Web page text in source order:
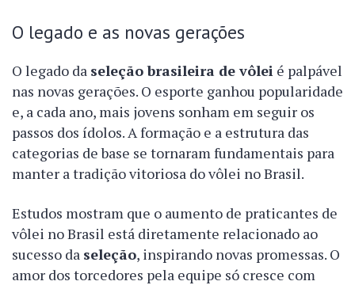
O legado e as novas gerações
O legado da seleção brasileira de vôlei é palpável
nas novas gerações. O esporte ganhou popularidade
e, a cada ano, mais jovens sonham em seguir os
passos dos ídolos. A formação e a estrutura das
categorias de base se tornaram fundamentais para
manter a tradição vitoriosa do vôlei no Brasil.
Estudos mostram que o aumento de praticantes de
vôlei no Brasil está diretamente relacionado ao
sucesso da seleção, inspirando novas promessas. O
amor dos torcedores pela equipe só cresce com